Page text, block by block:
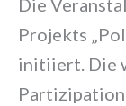
Die
Projekts
initiiert. Die
Partizipation